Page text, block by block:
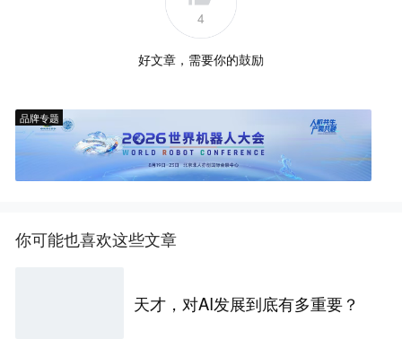
4
好文章，需要你的鼓励
品牌专题
你可能也喜欢这些文章
天才，对AI发展到底有多重要？